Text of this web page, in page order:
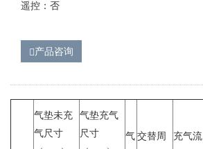
遥控：否
产品咨询
气垫未充
气尺寸
气垫充气
尺寸
气交替周
充气流